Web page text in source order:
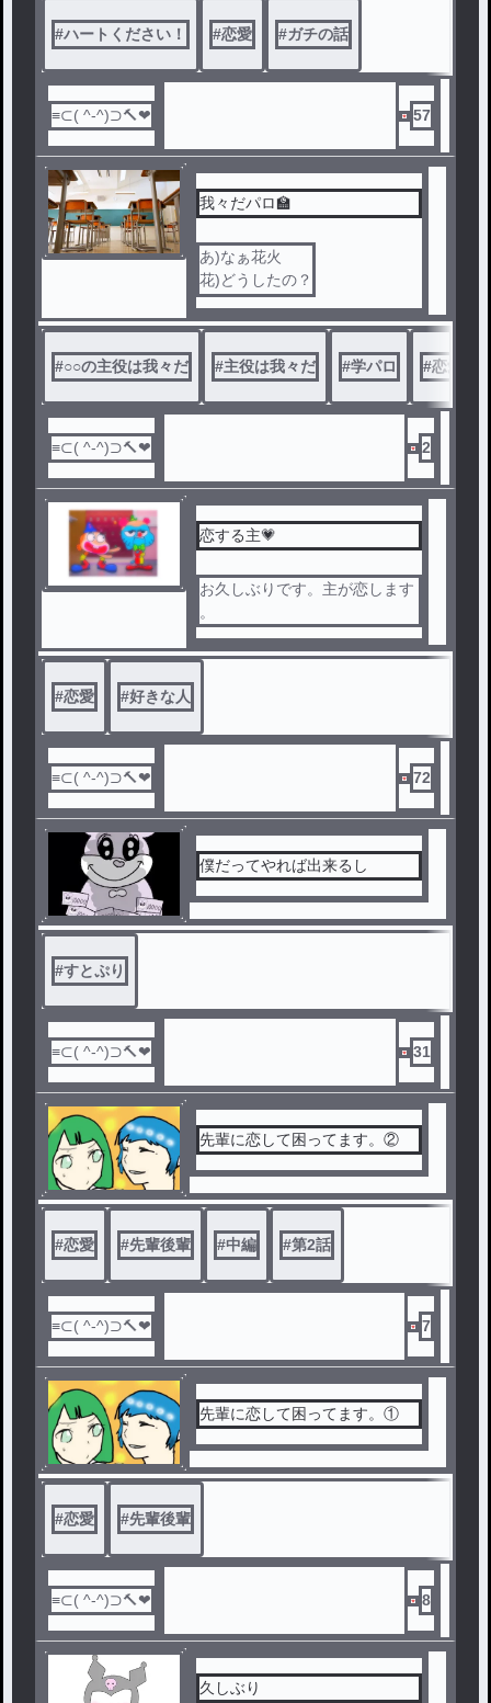
#ハートください！ #恋愛 #ガチの話
57
我々だパロ🏫
あ)なぁ花火
花)どうしたの？
あ)何話目だっけ
花)え…
#○○の主役は我々だ #主役は我々だ #学パロ #恋愛
2
恋する主💗
お久しぶりです。主が恋します
。
#恋愛 #好きな人
72
僕だってやれば出来るし
#すとぷり
31
先輩に恋して困ってます。②
#恋愛 #先輩後輩 #中編 #第2話
7
先輩に恋して困ってます。①
#恋愛 #先輩後輩
8
久しぶり